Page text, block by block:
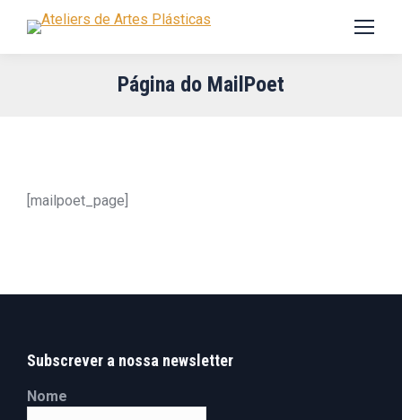
Página do MailPoet
[mailpoet_page]
Subscrever a nossa newsletter
Nome